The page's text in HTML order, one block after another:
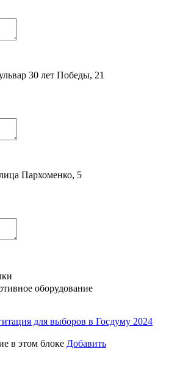
30 лет Победы, 21
Пархоменко, 5
оборудование
для выборов в Госдуму 2024
в этом блоке Добавить